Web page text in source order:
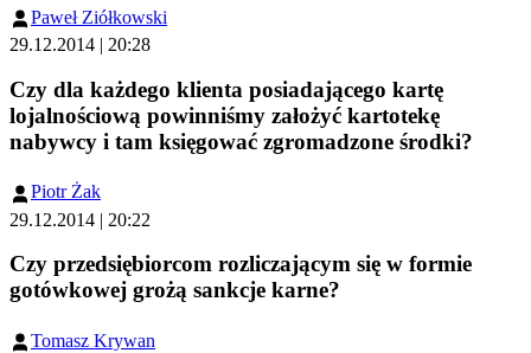
Paweł Ziółkowski
29.12.2014 | 20:28
Czy dla każdego klienta posiadającego kartę
lojalnościową powinniśmy założyć kartotekę
nabywcy i tam księgować zgromadzone środki?
Piotr Żak
29.12.2014 | 20:22
Czy przedsiębiorcom rozliczającym się w formie
gotówkowej grożą sankcje karne?
Tomasz Krywan